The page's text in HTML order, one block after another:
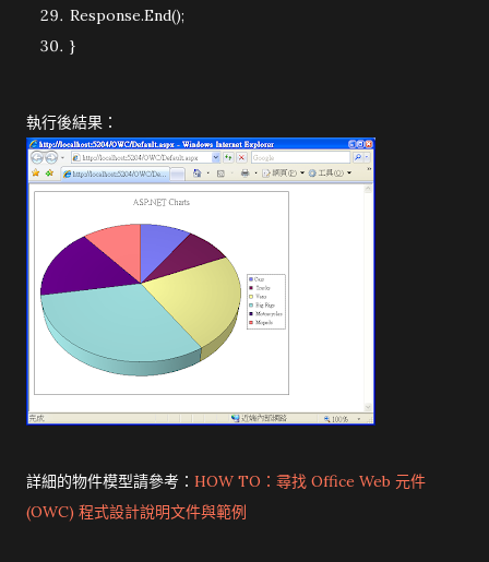
Response.End();
}
執行後結果：
詳細的物件模型請參考： HOW TO：尋找 Office Web 元件
(OWC) 程式設計說明文件與範例